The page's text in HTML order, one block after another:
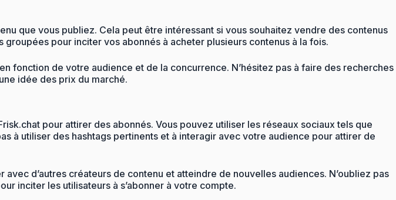
que vous publiez. Cela peut être intéressant si vous souhaitez vendre des contenus
pour inciter vos abonnés à acheter plusieurs contenus à la fois.
fonction de votre audience et de la concurrence. N’hésitez pas à faire des recherches
idée des prix du marché.
pour attirer des abonnés. Vous pouvez utiliser les réseaux sociaux tels que
à utiliser des hashtags pertinents et à interagir avec votre audience pour attirer de
d’autres créateurs de contenu et atteindre de nouvelles audiences. N’oubliez pas
inciter les utilisateurs à s’abonner à votre compte.